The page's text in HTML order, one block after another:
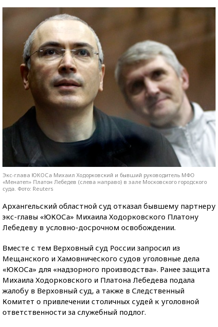
Экс-глава ЮКОСа Михаил Ходорковский и бывший руководитель МФО
«Менатеп» Платон Лебедев (слева направо) в зале Московского городского
суда. Фото: Reuters
Архангельский областной суд отказал бывшему партнеру
экс-главы «ЮКОСа» Михаила Ходорковского Платону
Лебедеву в условно-досрочном освобождении.
Вместе с тем Верховный суд России запросил из
Мещанского и Хамовнического судов уголовные дела
«ЮКОСа» для «надзорного производства». Ранее защита
Михаила Ходорковского и Платона Лебедева подала
жалобу в Верховный суд, а также в Следственный
Комитет о привлечении столичных судей к уголовной
ответственности за служебный подлог.